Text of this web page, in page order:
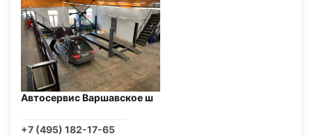
Автосервис Варшавское ш
+7 (495) 182-17-65